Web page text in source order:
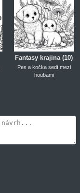
Fantasy krajina (10)
Pes a kočka sedí mezi
houbami